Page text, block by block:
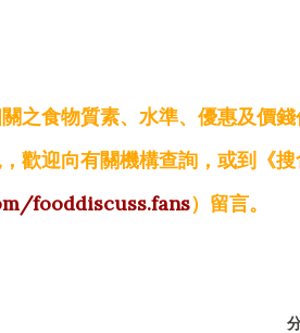
之食物質素、水準、優惠及價
歡迎向有關機構查詢，或到《
fooddiscuss.fans）留言。